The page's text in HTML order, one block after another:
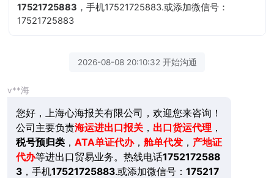
17521725883 ，手机17521725883.或添加微信号：
17521725883
2026-08-08 20:10:32 开始沟通
v**海
您好，上海心海报关有限公司，欢迎您来咨询！
公司主要负责海运进出口报关， 出口货运代理 ，
税号预归类， ATA单证代办， 舱单代发， 产地证
代办等进出口贸易业务。热线电话1752172588
3，手机17521725883.或添加微信号： 175217